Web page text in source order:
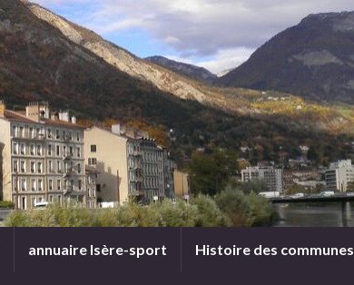
annuaire Isère-sport Histoire des communes